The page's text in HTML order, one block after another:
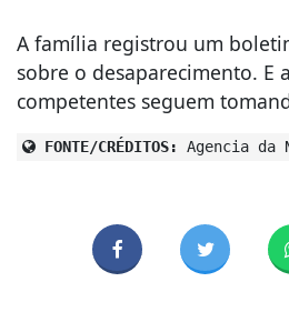
A família registrou um
sobre o desaparecimento. E
competentes seguem
FONTE/CRÉDITOS: Agencia da